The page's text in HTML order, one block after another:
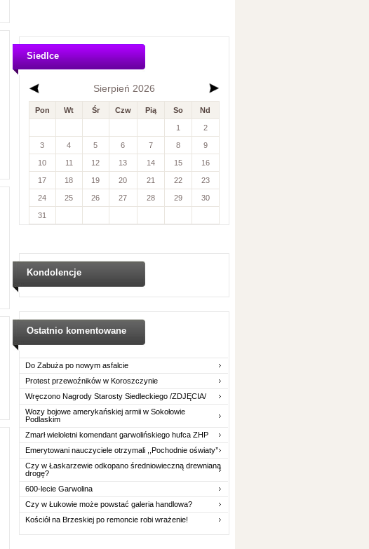
Siedlce
Sierpień 2026
Pon Wt Śr Czw Pią So Nd
1 2
3 4 5 6 7 8 9
10 11 12 13 14 15 16
17 18 19 20 21 22 23
24 25 26 27 28 29 30
31
Kondolencje
Ostatnio komentowane
Do Zabuża po nowym asfalcie
Protest przewoźników w Koroszczynie
Wręczono Nagrody Starosty Siedleckiego /ZDJĘCIA/
Wozy bojowe amerykańskiej armii w Sokołowie
Podlaskim
Zmarł wieloletni komendant garwolińskiego hufca ZHP
Emerytowani nauczyciele otrzymali ,,Pochodnie oświaty’’
Czy w Łaskarzewie odkopano średniowieczną drewnianą
drogę?
600-lecie Garwolina
Czy w Łukowie może powstać galeria handlowa?
Kościół na Brzeskiej po remoncie robi wrażenie!